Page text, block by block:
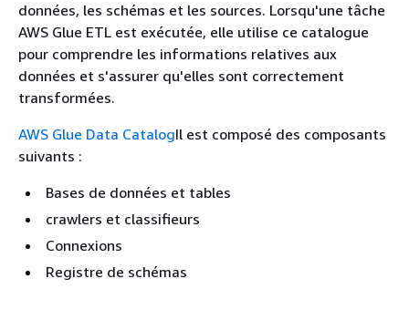
données, les schémas et les sources. Lorsqu'une tâche
AWS Glue ETL est exécutée, elle utilise ce catalogue
pour comprendre les informations relatives aux
données et s'assurer qu'elles sont correctement
transformées.
AWS Glue Data CatalogIl est composé des composants
suivants :
Bases de données et tables
crawlers et classifieurs
Connexions
Registre de schémas